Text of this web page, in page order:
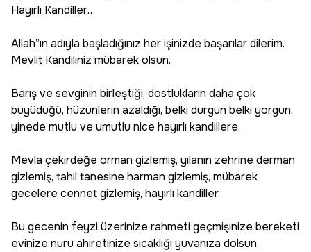
Hayırlı Kandiller…
Allah”ın adıyla başladığınız her işinizde başarılar dilerim.
Mevlit Kandiliniz mübarek olsun.
Barış ve sevginin birleştiği, dostlukların daha çok
büyüdüğü, hüzünlerin azaldığı, belki durgun belki yorgun,
yinede mutlu ve umutlu nice hayırlı kandillere.
Mevla çekirdeğe orman gizlemiş, yılanın zehrine derman
gizlemiş, tahıl tanesine harman gizlemiş, mübarek
gecelere cennet gizlemiş, hayırlı kandiller.
Bu gecenin feyzi üzerinize rahmeti geçmişinize bereketi
evinize nuru ahiretinize sıcaklığı yuvanıza dolsun